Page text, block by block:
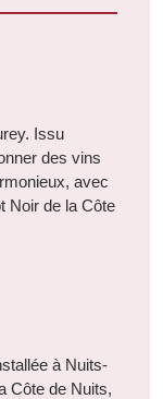
Issu
des vins
avec
Noir de la Côte
à Nuits-
Côte de Nuits,